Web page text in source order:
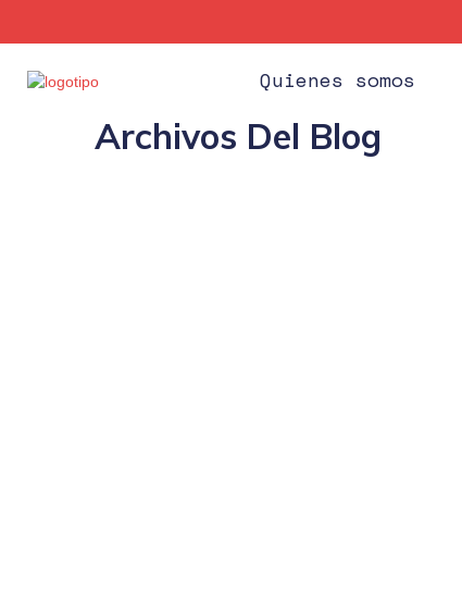
Quienes somos
Archivos Del Blog